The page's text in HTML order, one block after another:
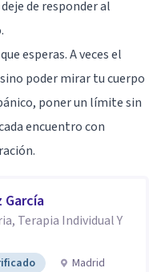
de responder al
esperas. A veces el
poder mirar tu cuerpo
poner un límite sin
encuentro con
Terapia Individual Y
Madrid